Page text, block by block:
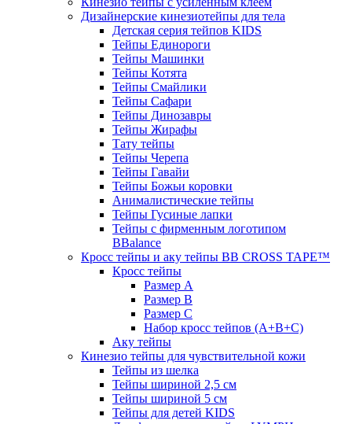
Дизайнерские кинезиотейпы для тела
Детская серия тейпов KIDS
Тейпы Единороги
Тейпы Машинки
Тейпы Котята
Тейпы Смайлики
Тейпы Сафари
Тейпы Динозавры
Тейпы Жирафы
Тату тейпы
Тейпы Черепа
Тейпы Гавайи
Тейпы Божьи коровки
Анималистические тейпы
Тейпы Гусиные лапки
Тейпы с фирменным логотипом
BBalance
Кросс тейпы и аку тейпы BB CROSS TAPE™
Кросс тейпы
Размер А
Размер B
Размер С
Набор кросс тейпов (А+B+C)
Аку тейпы
Кинезио тейпы для чувствительной кожи
Тейпы из шелка
Тейпы шириной 2,5 см
Тейпы шириной 5 см
Тейпы для детей KIDS